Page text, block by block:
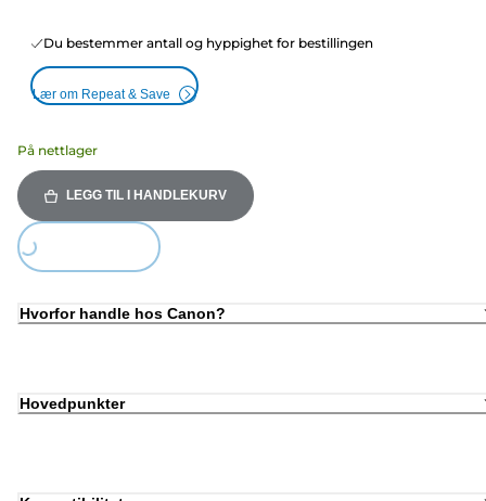
Du bestemmer antall og hyppighet for bestillingen
Lær om Repeat & Save
På nettlager
LEGG TIL I HANDLEKURV
Hvorfor handle hos Canon?
Hovedpunkter